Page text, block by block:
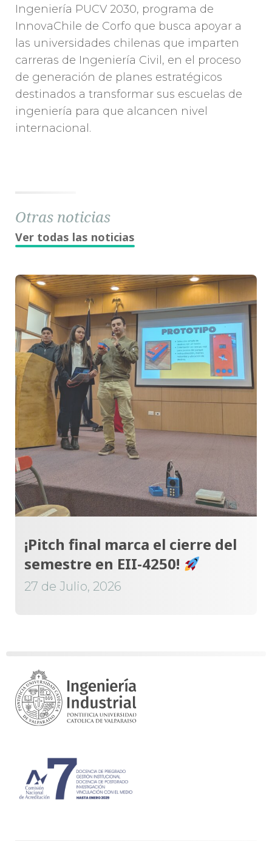
Ingeniería PUCV 2030, programa de
InnovaChile de Corfo que busca apoyar a
las universidades chilenas que imparten
carreras de Ingeniería Civil, en el proceso
de generación de planes estratégicos
destinados a transformar sus escuelas de
ingeniería para que alcancen nivel
internacional.
Otras noticias
Ver todas las noticias
¡Pitch final marca el cierre del
semestre en EII-4250!
27 de Julio, 2026